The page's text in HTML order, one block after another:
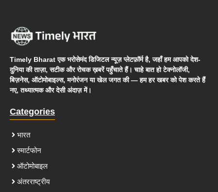
Timely Bharat एक भरोसेमंद डिजिटल न्यूज़ प्लेटफ़ॉर्म है, जहाँ हम आपको देश-
दुनिया की ताज़ा, सटीक और रोचक ख़बरें पहुँचाते हैं। चाहे बात हो टेक्नोलॉजी,
बिज़नेस, ऑटोमोबाइल्स, मनोरंजन या खेल जगत की — हम हर खबर को पेश करते हैं
नए, तथ्यात्मक और देसी अंदाज़ में।
Categories
भारत
स्मार्टफोन
ऑटोमोबाइल
अंतरराष्ट्रीय